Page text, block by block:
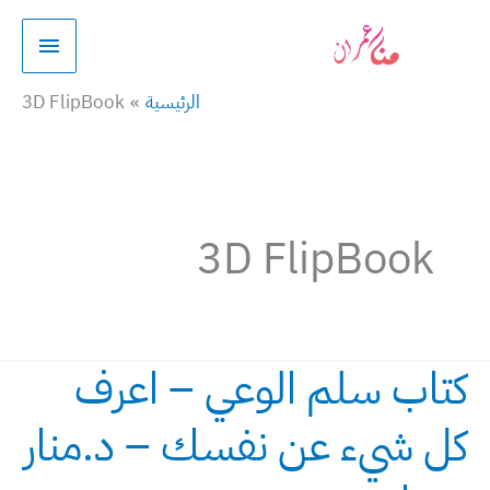
القائمة
الرئيسية 3D FlipBook
3D FlipBook
كتاب سلم الوعي – اعرف
كل شيء عن نفسك – د.منار
كتاب
سلم
الوعي